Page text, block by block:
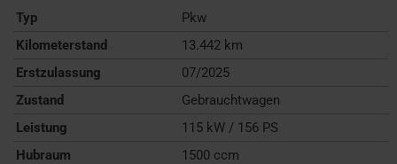
Typ
Pkw
Kilometerstand
13.442 km
Erstzulassung
07/2025
Zustand
Gebrauchtwagen
Leistung
115 kW / 156 PS
Hubraum
1500 ccm